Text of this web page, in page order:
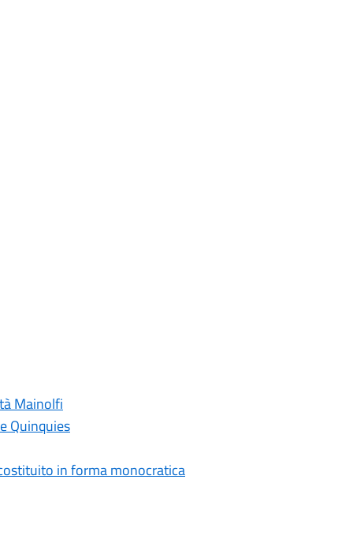
Mainolfi
Quinquies
in forma monocratica